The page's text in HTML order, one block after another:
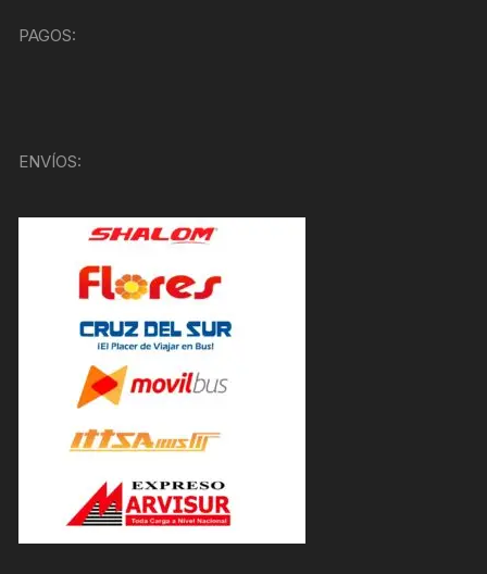
PAGOS:
ENVÍOS: